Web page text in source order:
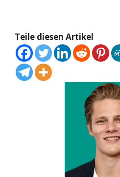
Teile diesen Artikel